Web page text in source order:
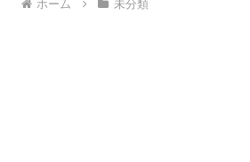
ホーム 未分類